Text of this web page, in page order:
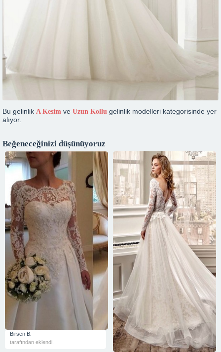
Bu gelinlik A Kesim ve Uzun Kollu gelinlik modelleri kategorisinde yer
alıyor.
Beğeneceğinizi düşünüyoruz
Birsen B.
tarafından eklendi.